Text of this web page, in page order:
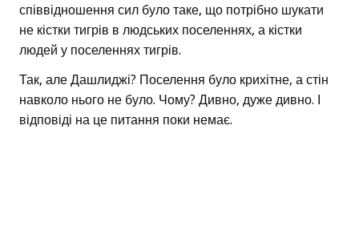
співвідношення сил було таке, що потрібно шукати
не кістки тигрів в людських поселеннях, а кістки
людей у поселеннях тигрів.
Так, але Дашлиджі? Поселення було крихітне, а стін
навколо нього не було. Чому? Дивно, дуже дивно. І
відповіді на це питання поки немає.